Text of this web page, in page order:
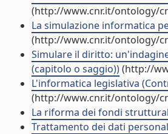
(http://www.cnr.it/ontology/
La simulazione informatica
(http://www.cnr.it/ontology/
Simulare il diritto:
(capitolo o saggio))(http://
L'informatica legislativa
(http://www.cnr.it/ontology/
La riforma dei fondi
Trattamento dei dati